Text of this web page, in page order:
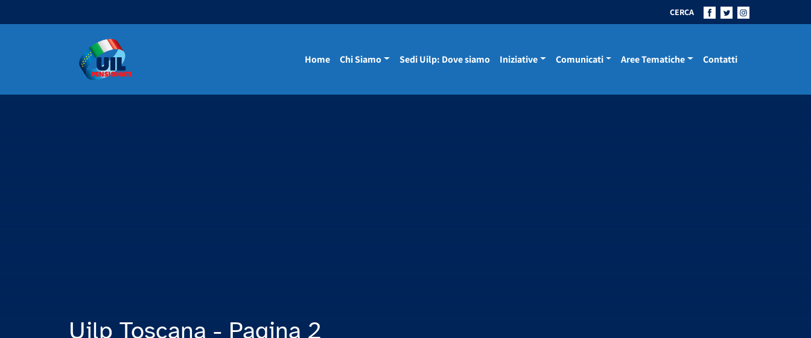
CERCA
Navigazione principale Home Chi Siamo Sedi Uilp: Dove siamo Iniziative Comunicati Aree Tematiche Contatti
Uilp Toscana - Pagina 2